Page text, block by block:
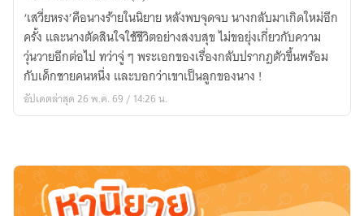
อดีต
นาง
ร้าย
ผู้
ต้องการ
ความ
[มี
Ebook]
‘เสวี่ยหรง’คือนางร้ายในนิยาย หลังพบจุดจบ นางกลับมาเกิดใหม่อีก
ครั้ง และนางตัดสินใจใช้ชีวิตอย่างสงบสุข ไม่ขอยุ่งเกี่ยวกับความ
วุ่นวายอีกต่อไป ทว่าจู่ ๆ พระเอกของเรื่องกลับปรากฎตัวขึ้นพร้อม
กับเด็กชายคนหนึ่ง และบอกว่าเขาเป็นลูกของนาง !
อัปเดตล่าสุด 26 พ.ค. 69 / 14:26 น.